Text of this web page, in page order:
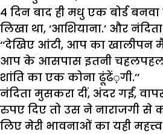
4 दिन बाद ही मधु एक बोर्ड
लिखा था, ‘आशियाना.’ और
‘‘देखिए आंटी, आप का खालीपन
आप के आसपास इतनी चहलपहल
शांति का एक कोना ढूंढें़गी.’’
नंदिता मुसकरा दीं, अंदर गईं,
रुपए दिए तो उस ने नाराजगी से
लिए मेरी भावनाओं का यही महत्त्व